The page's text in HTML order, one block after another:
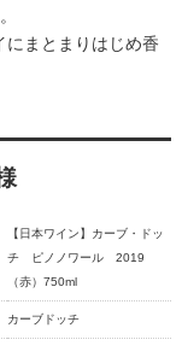
まとまりはじめ香
【日本ワイン】カーブ・ドッ
チ ピノノワール 2019
（赤）750ml
カーブドッチ